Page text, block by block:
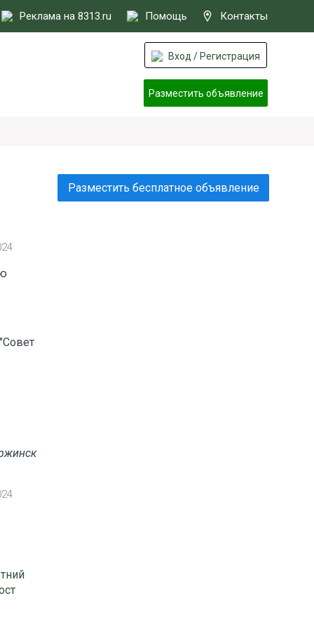
Реклама на 8313.ru Помощь Контакты
Вход / Регистрация
Разместить объявление
Разместить бесплатное объявление